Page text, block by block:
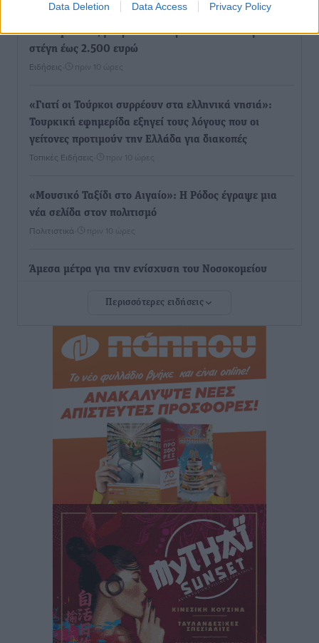
Data Deletion Data Access Privacy Policy
Ποιοι φοιτητές μπορούν να λάβουν ενίσχυση για
στέγη έως 2.500 ευρώ
Ειδήσεις πριν 10 ώρες
«Γιατί οι Τούρκοι συρρέουν στα ελληνικά νησιά»:
Τουρκική εφημερίδα εξηγεί τους λόγους που οι
γείτονες προτιμούν την Ελλάδα για διακοπές
Τοπικές Ειδήσεις πριν 10 ώρες
«Μουσικό Ταξίδι στο Αιγαίο»: Η Ρόδος έγραψε μια
νέα σελίδα στον πολιτισμό
Πολιτιστικά πριν 10 ώρες
Άμεσα μέτρα για την ενίσχυση του Νοσοκομείου
ανακοίνωσε ο Άδωνις Γεωργιάδης
Iατρικός Σύλλογος Ροδου προς Α. Γεωργιάδη:
Στρατηγικές Προτάσεις για την Ενίσχυση της
Δημόσιας Υγείας στη Νησιωτική Ελλάδα και στα
Νοσοκομεία της Γ΄ Ζώνης
πριν 11 ώρες
Πάνθηρες: Ξεκίνησαν αισιόδοξοι για την παρθενική
Αθλητικά• πριν 11 ώρες
Άρης Αρχαγγέλου: Στο πλευρό του άτυχου Ιάκωβου
πριν 11 ώρες
Φοίβος: Η μεγάλη επιστροφή του Μπρένο Σαλβατιέρα
Αθλητικά• πριν 11 ώρες
Περισσότερες ειδήσεις